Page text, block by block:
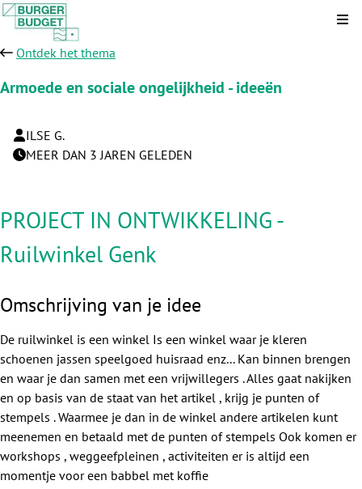
Ontdek het thema
Armoede en sociale ongelijkheid - ideeën
ILSE G.
MEER DAN 3 JAREN GELEDEN
PROJECT IN ONTWIKKELING -
Ruilwinkel Genk
Omschrijving van je idee
De ruilwinkel is een winkel Is een winkel waar je kleren
schoenen jassen speelgoed huisraad enz... Kan binnen brengen
en waar je dan samen met een vrijwillegers . Alles gaat nakijken
en op basis van de staat van het artikel , krijg je punten of
stempels . Waarmee je dan in de winkel andere artikelen kunt
meenemen en betaald met de punten of stempels Ook komen er
workshops , weggeefpleinen , activiteiten er is altijd een
momentje voor een babbel met koffie